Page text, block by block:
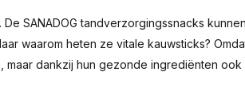
SANADOG tandverzorgingssnacks
waarom heten ze vitale kauwsticks?
dankzij hun gezonde ingrediënten ook